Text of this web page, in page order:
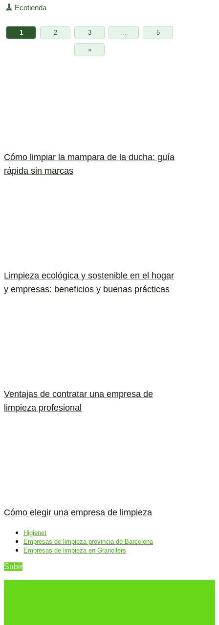
🧹 Ecotienda
1 2 3 … 5
»
Cómo limpiar la mampara de la ducha: guía
rápida sin marcas
Limpieza ecológica y sostenible en el hogar
y empresas: beneficios y buenas prácticas
Ventajas de contratar una empresa de
limpieza profesional
Cómo elegir una empresa de limpieza
Higienet
Empresas de limpieza provincia de Barcelona
Empresas de limpieza en Granollers
Subir